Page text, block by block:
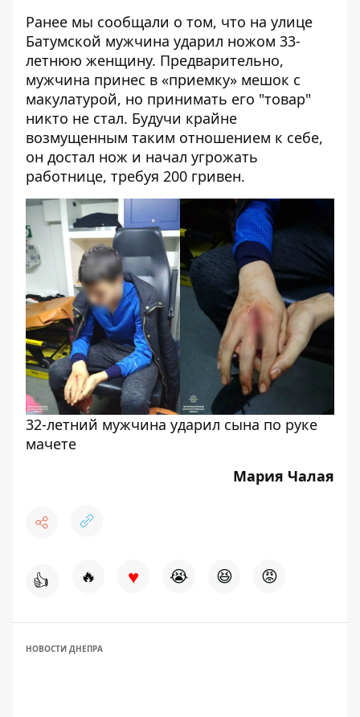
Ранее мы сообщали о том, что на улице
Батумской мужчина ударил ножом 33-
летнюю женщину. Предварительно,
мужчина принес в «приемку» мешок с
макулатурой, но принимать его "товар"
никто не стал. Будучи крайне
возмущенным таким отношением к себе,
он достал нож и начал угрожать
работнице, требуя 200 гривен.
32-летний мужчина ударил сына по руке
мачете
Мария Чалая
👍 🔥 ♥ 😭 😆 😡
НОВОСТИ ДНЕПРА